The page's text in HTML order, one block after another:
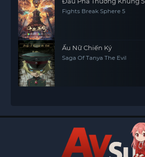
Fights Break Sphere 5
Ấu Nữ Chiến Ký
Saga Of Tanya The Evil